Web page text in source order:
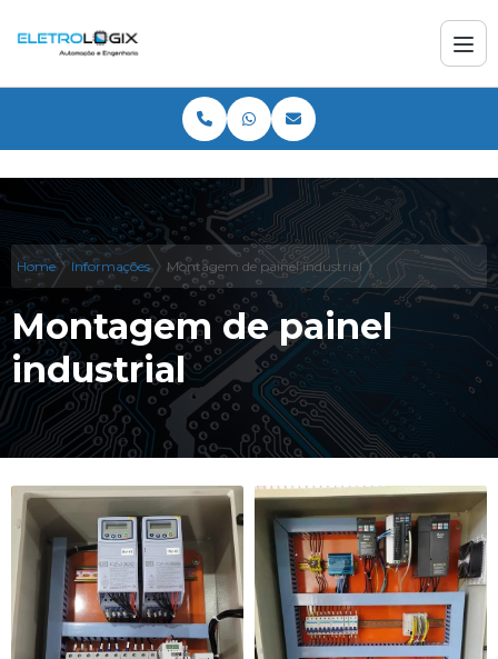
Home Informações Montagem de painel industrial
Montagem de painel
industrial